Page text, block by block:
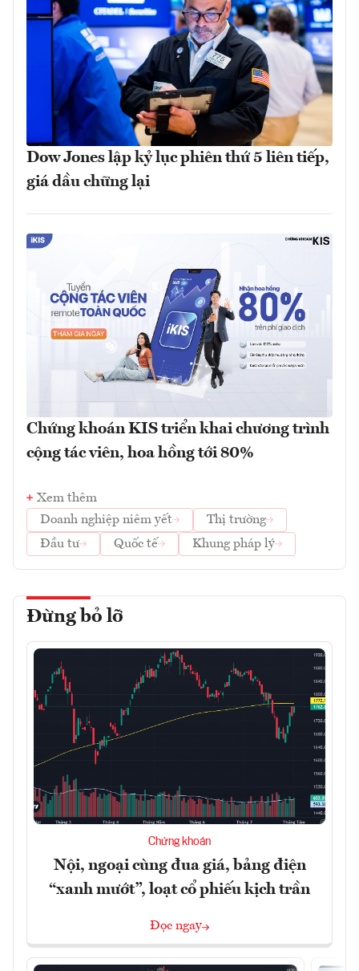
Dow Jones lập kỷ lục phiên thứ 5 liên tiếp,
giá dầu chững lại
Chứng khoán KIS triển khai chương trình
cộng tác viên, hoa hồng tới 80%
Xem thêm
Doanh nghiệp niêm yết
Thị trường
Đầu tư
Quốc tế Khung pháp lý
Đừng bỏ lỡ
Chứng khoán
Nội, ngoại cùng đua giá, bảng điện
“xanh mướt”, loạt cổ phiếu kịch trần
Đọc ngay